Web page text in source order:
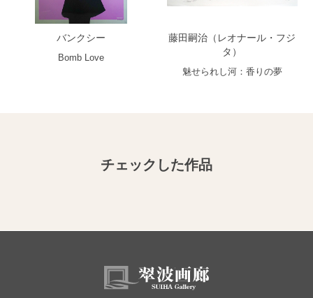
バンクシー
Bomb Love
藤田嗣治（レオナール・フジ
タ）
魅せられし河：香りの夢
チェックした作品